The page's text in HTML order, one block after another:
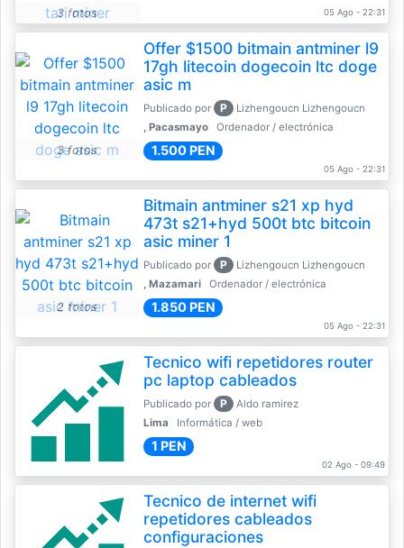
3 fotos 05 Ago - 22:31
3 fotos
Offer $1500 bitmain antminer l9
17gh litecoin dogecoin ltc doge
asic m
Publicado por P
Lizhengoucn Lizhengoucn
, Pacasmayo
Ordenador / electrónica
1.500 PEN
05 Ago - 22:31
2 fotos
Bitmain antminer s21 xp hyd
473t s21+hyd 500t btc bitcoin
asic miner 1
Publicado por P
Lizhengoucn Lizhengoucn
, Mazamari
Ordenador / electrónica
1.850 PEN
05 Ago - 22:31
Tecnico wifi repetidores router
pc laptop cableados
Publicado por P
Aldo ramirez
Lima
Informática / web
1 PEN
02 Ago - 09:49
Tecnico de internet wifi
repetidores cableados
configuraciones